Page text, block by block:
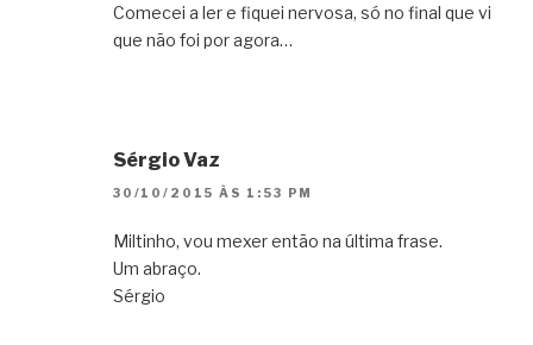
Comecei a ler e fiquei nervosa, só no final que vi
que não foi por agora…
Sérgio Vaz
30/10/2015 ÀS 1:53 PM
Miltinho, vou mexer então na última frase.
Um abraço.
Sérgio